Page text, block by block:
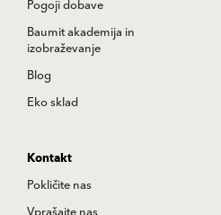
Pogoji dobave
Baumit akademija in
izobraževanje
Blog
Eko sklad
Kontakt
Pokličite nas